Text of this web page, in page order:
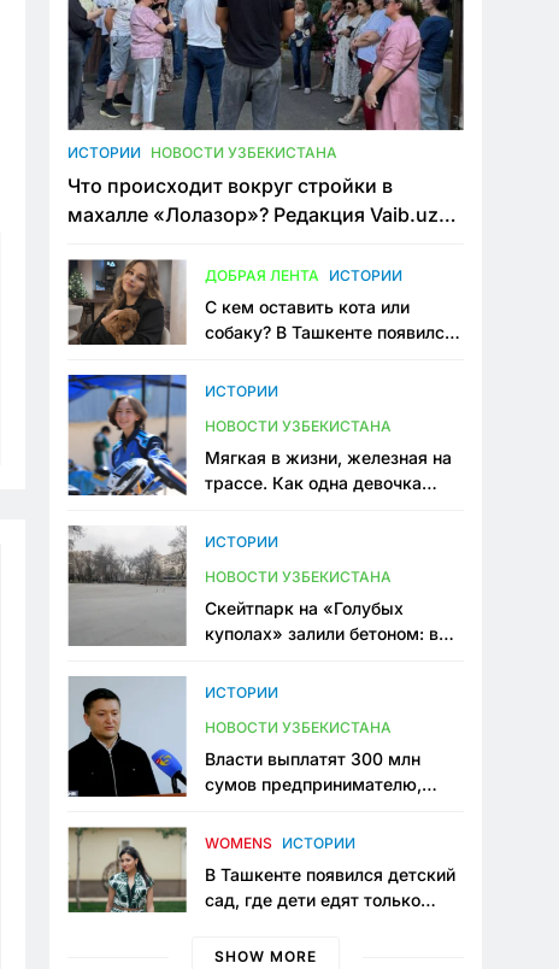
ИСТОРИИ НОВОСТИ УЗБЕКИСТАНА
Что происходит вокруг стройки в
махалле «Лолазор»? Редакция Vaib.uz
конфликта
ДОБРАЯ ЛЕНТА ИСТОРИИ
С кем оставить кота или
собаку? В Ташкенте появился
ИСТОРИИ
НОВОСТИ УЗБЕКИСТАНА
Мягкая в жизни, железная на
трассе. Как одна девочка
Узбекистане
ИСТОРИИ
НОВОСТИ УЗБЕКИСТАНА
Скейтпарк на «Голубых
куполах» залили бетоном: в
одно общественное
ИСТОРИИ
НОВОСТИ УЗБЕКИСТАНА
Власти выплатят 300 млн
сумов предпринимателю,
тюрьме по незаконному
WOMENS ИСТОРИИ
В Ташкенте появился детский
сад, где дети едят только
мама, которая устала просить
SHOW MORE